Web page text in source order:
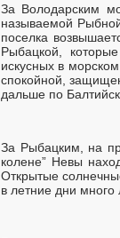
За Володарским
называемой
поселка
Рыбацкой,
искусных в
спокойной,
дальше по
За Рыбацким, на
колене” Невы
Открытые
в летние дни много